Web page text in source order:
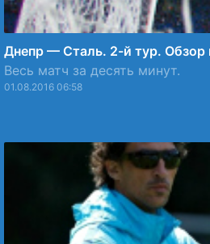
Днепр — Сталь. 2-й тур. Обзор
Весь матч за десять минут.
01.08.2016 06:58